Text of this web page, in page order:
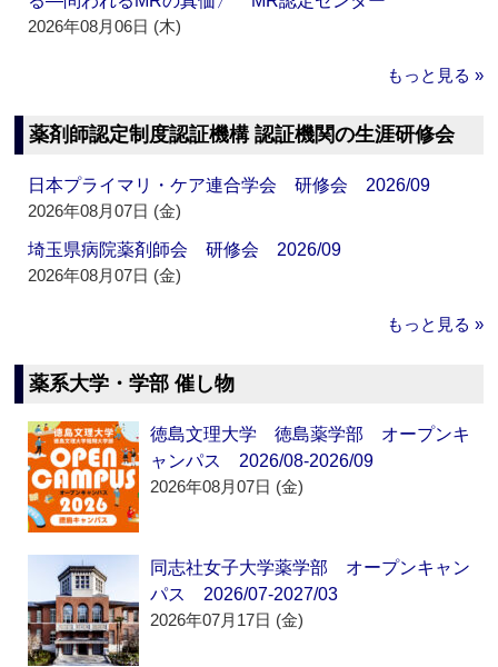
2026年08月06日 (木)
もっと見る »
薬剤師認定制度認証機構 認証機関の生涯研修会
日本プライマリ・ケア連合学会 研修会 2026/09
2026年08月07日 (金)
埼玉県病院薬剤師会 研修会 2026/09
2026年08月07日 (金)
もっと見る »
薬系大学・学部 催し物
徳島文理大学 徳島薬学部 オープンキ
ャンパス 2026/08-2026/09
2026年08月07日 (金)
同志社女子大学薬学部 オープンキャン
パス 2026/07-2027/03
2026年07月17日 (金)